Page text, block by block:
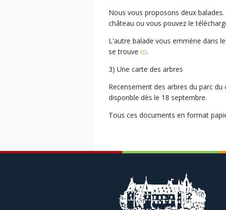
Nous vous proposons deux
château ou vous pouvez le
L'autre balade vous emmène dans
se trouve ici.
3) Une carte des arbres
Recensement des arbres du parc
disponble dès le 18 septembre.
Tous ces documents en format